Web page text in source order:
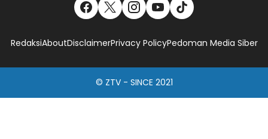
RedaksiAboutDisclaimerPrivacy PolicyPedoman Media Siber
© ZTV - SINCE 2021